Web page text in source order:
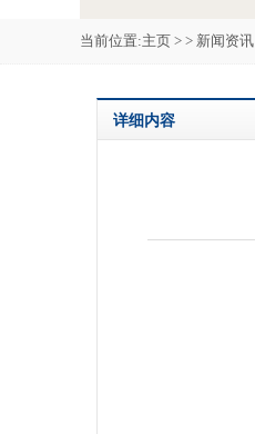
当前位置:主页 > > 新闻资讯
详细内容